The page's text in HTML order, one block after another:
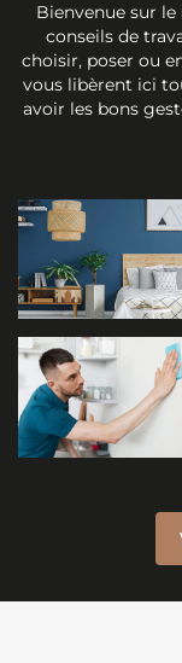
Bienvenue sur
conseils de
choisir, poser ou
vous libèrent ici
avoir les bons